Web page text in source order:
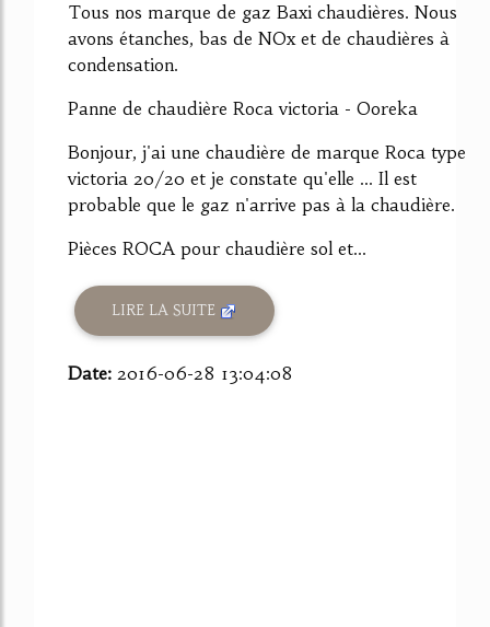
Tous nos marque de gaz Baxi chaudières. Nous
avons étanches, bas de NOx et de chaudières à
condensation.
Panne de chaudière Roca victoria - Ooreka
Bonjour, j'ai une chaudière de marque Roca type
victoria 20/20 et je constate qu'elle ... Il est
probable que le gaz n'arrive pas à la chaudière.
Pièces ROCA pour chaudière sol et...
LIRE LA SUITE
Date: 2016-06-28 13:04:08